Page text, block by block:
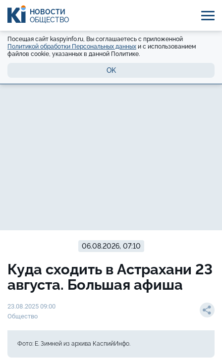
НОВОСТИ
ОБЩЕСТВО
Посещая сайт kaspyinfo.ru, Вы соглашаетесь с приложенной
Политикой обработки Персональных данных и с использованием
файлов cookie, указанных в данной Политике.
OK
06.08.2026, 07:10
Куда сходить в Астрахани 23
августа. Большая афиша
23.08.2025 09:00
Общество
Фото: Е. Зимней из архива КаспийИнфо.